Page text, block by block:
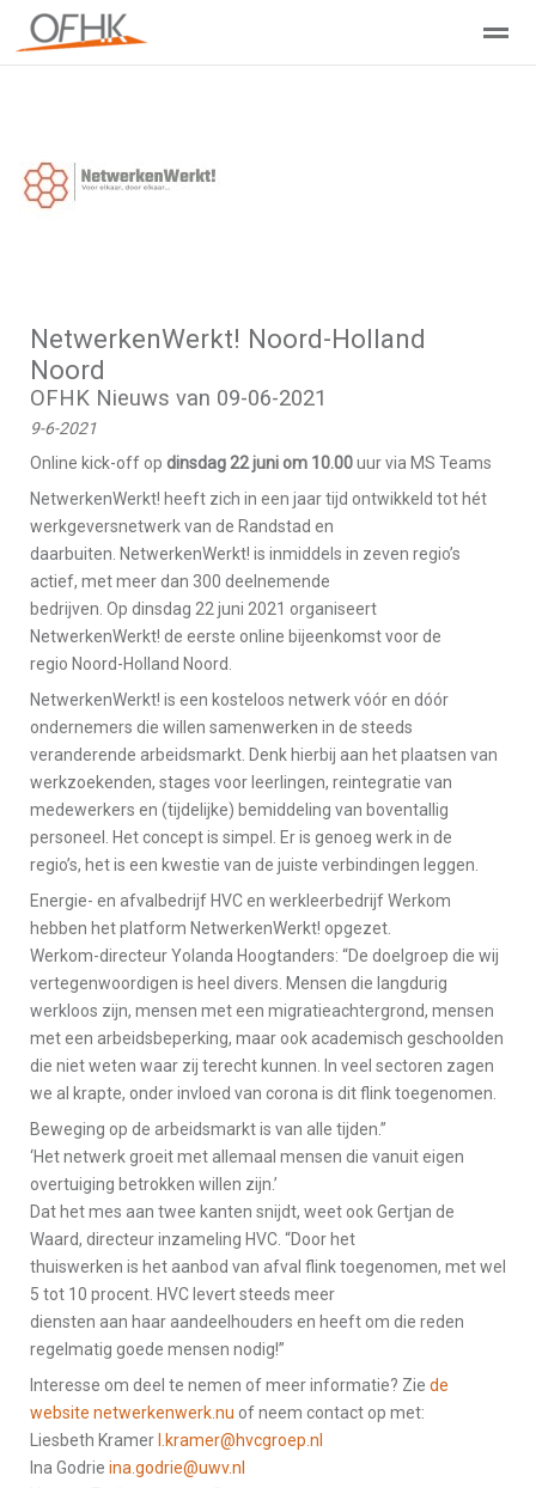
Home Zoeken
NetwerkenWerkt! Noord-Holland
Noord
OFHK Nieuws van 09-06-2021
9-6-2021
Online kick-off op dinsdag 22 juni om 10.00uur via MS Teams
NetwerkenWerkt! heeft zich in een jaar tijd ontwikkeld tot hét
werkgeversnetwerk van de Randstad en
daarbuiten. NetwerkenWerkt! is inmiddels in zeven regio’s
actief, met meer dan 300 deelnemende
bedrijven. Op dinsdag 22 juni 2021 organiseert
NetwerkenWerkt! de eerste online bijeenkomst voor de
regio Noord-Holland Noord.
NetwerkenWerkt! is een kosteloos netwerk vóór en dóór
ondernemers die willen samenwerken in de steeds
veranderende arbeidsmarkt. Denk hierbij aan het plaatsen van
werkzoekenden, stages voor leerlingen, reintegratie van
medewerkers en (tijdelijke) bemiddeling van boventallig
personeel. Het concept is simpel. Er is genoeg werk in de
regio’s, het is een kwestie van de juiste verbindingen leggen.
Energie- en afvalbedrijf HVC en werkleerbedrijf Werkom
hebben het platform NetwerkenWerkt! opgezet.
Werkom-directeur Yolanda Hoogtanders: “De doelgroep die wij
vertegenwoordigen is heel divers. Mensen die langdurig
werkloos zijn, mensen met een migratieachtergrond, mensen
met een arbeidsbeperking, maar ook academisch geschoolden
die niet weten waar zij terecht kunnen. In veel sectoren zagen
we al krapte, onder invloed van corona is dit flink toegenomen.
Beweging op de arbeidsmarkt is van alle tijden.”
‘Het netwerk groeit met allemaal mensen die vanuit eigen
overtuiging betrokken willen zijn.’
Dat het mes aan twee kanten snijdt, weet ook Gertjan de
Waard, directeur inzameling HVC. “Door het
thuiswerken is het aanbod van afval flink toegenomen, met wel
5 tot 10 procent. HVC levert steeds meer
diensten aan haar aandeelhouders en heeft om die reden
regelmatig goede mensen nodig!”
Interesse om deel te nemen of meer informatie? Zie de
website netwerkenwerk.nu of neem contact op met:
Liesbeth Kramer
l.kramer@hvcgroep.nl
Ina Godrie ina.godrie@uwv.nl